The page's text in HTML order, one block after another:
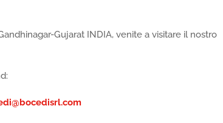
Gujarat INDIA, venite a visitare il nostro